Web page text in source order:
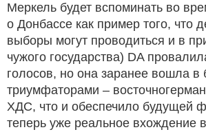
Меркель будет вспоминать во
о Донбассе как пример того, что
выборы могут проводиться и в
чужого государства) DA
голосов, но она заранее вошла в
триумфаторами –
ХДС, что и обеспечило будущей
теперь уже реальное вхождение